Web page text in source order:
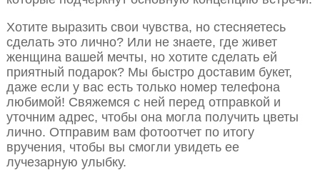
Хотите выразить свои чувства, но стесняетесь
сделать это лично? Или не знаете, где живет
женщина вашей мечты, но хотите сделать ей
приятный подарок? Мы быстро доставим букет,
даже если у вас есть только номер телефона
любимой! Свяжемся с ней перед отправкой и
уточним адрес, чтобы она могла получить цветы
лично. Отправим вам фотоотчет по итогу
вручения, чтобы вы смогли увидеть ее
лучезарную улыбку.